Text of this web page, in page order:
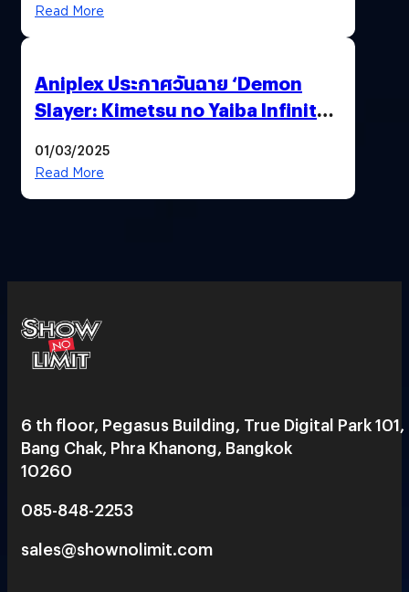
Read More
Aniplex ประกาศวันฉาย ‘Demon
Slayer: Kimetsu no Yaiba Infinity
(อัปเดตวันฉายประเทศไทย)
01/03/2025
Read More
6 th floor, Pegasus Building, True Digital Park 101,
Bang Chak, Phra Khanong, Bangkok
10260
085-848-2253
sales@shownolimit.com